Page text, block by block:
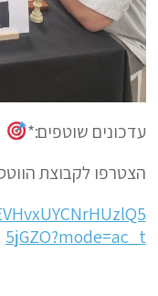
עדכונים שוטפים:*
הצטרפו לקבוצת
5jGZO?mode=ac_t